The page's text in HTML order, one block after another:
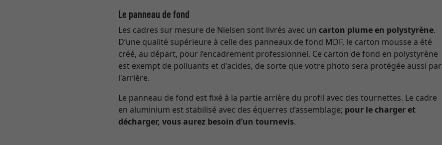
Le panneau de fond
Les cadres sur mesure de Nielsen sont livrés avec un carton plume en polystyrène.
D’une qualité supérieure à celle des panneaux de fond MDF, le carton mousse a été
créé, au départ, pour l’encadrement professionnel. Ce carton de fond en polystyrène
est exempt de polluants et d'acides, de sorte que votre photo sera protégée aussi par
l'arrière.
Le panneau de fond est fixé à la partie arrière du profil avec des tournettes. Le cadre
en aluminium est stabilisé avec des équerres d’assemblage; pour le charger et
décharger, vous aurez besoin d’un tournevis.